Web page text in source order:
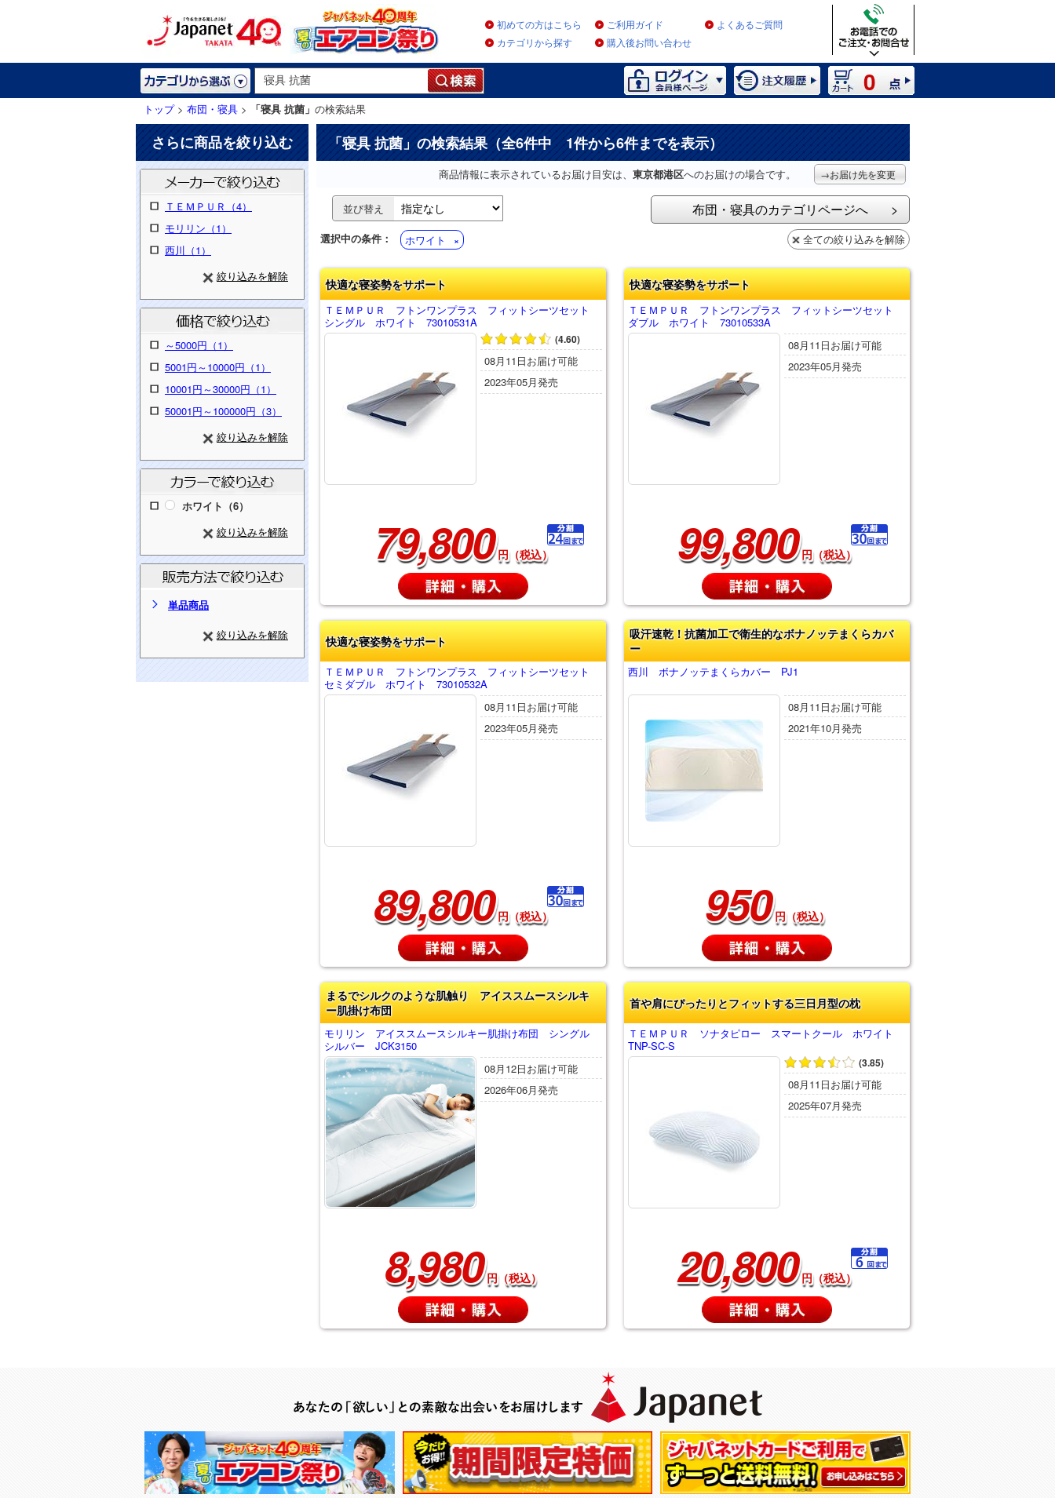
初めての方はこちら ご利用ガイド
よくあるご質問
カテゴリから探す
購入後お問い合わせ
0
トップ> 布団・寝具 > 「寝具 抗菌」 の検索結果
さらに商品を絞り込む
ＴＥＭＰＵＲ（4）
モリリン（1）
西川（1）
絞り込みを解除
～5000円（1）
5001円～10000円（1）
10001円～30000円（1）
50001円～100000円（3）
絞り込みを解除
ホワイト（6）
絞り込みを解除
単品商品
絞り込みを解除
「寝具 抗菌」の検索結果（全6件中 1件から6件までを表示）
商品情報に表示されているお届け目安は、 東京都港区へのお届けの場合です。 →お届け先を変更
並び替え 布団・寝具のカテゴリページへ
選択中の条件： ホワイト 全ての絞り込みを解除
快適な寝姿勢をサポート
ＴＥＭＰＵＲ フトンワンプラス フィットシーツセット
シングル ホワイト 73010531A
(4.60)
08月11日お届け可能
2023年05月発売
79,800 円（税込）
快適な寝姿勢をサポート
ＴＥＭＰＵＲ フトンワンプラス フィットシーツセット
ダブル ホワイト 73010533A
08月11日お届け可能
2023年05月発売
99,800 円（税込）
快適な寝姿勢をサポート
ＴＥＭＰＵＲ フトンワンプラス フィットシーツセット
セミダブル ホワイト 73010532A
08月11日お届け可能
2023年05月発売
89,800 円（税込）
吸汗速乾！抗菌加工で衛生的なボナノッテまくらカバ
ー
西川 ボナノッテまくらカバー PJ1
08月11日お届け可能
2021年10月発売
950 円（税込）
まるでシルクのような肌触り アイススムースシルキ
ー肌掛け布団
モリリン アイススムースシルキー肌掛け布団 シングル
シルバー JCK3150
08月12日お届け可能
2026年06月発売
8,980 円（税込）
首や肩にぴったりとフィットする三日月型の枕
ＴＥＭＰＵＲ ソナタピロー スマートクール ホワイト
TNP-SC-S
(3.85)
08月11日お届け可能
2025年07月発売
20,800 円（税込）